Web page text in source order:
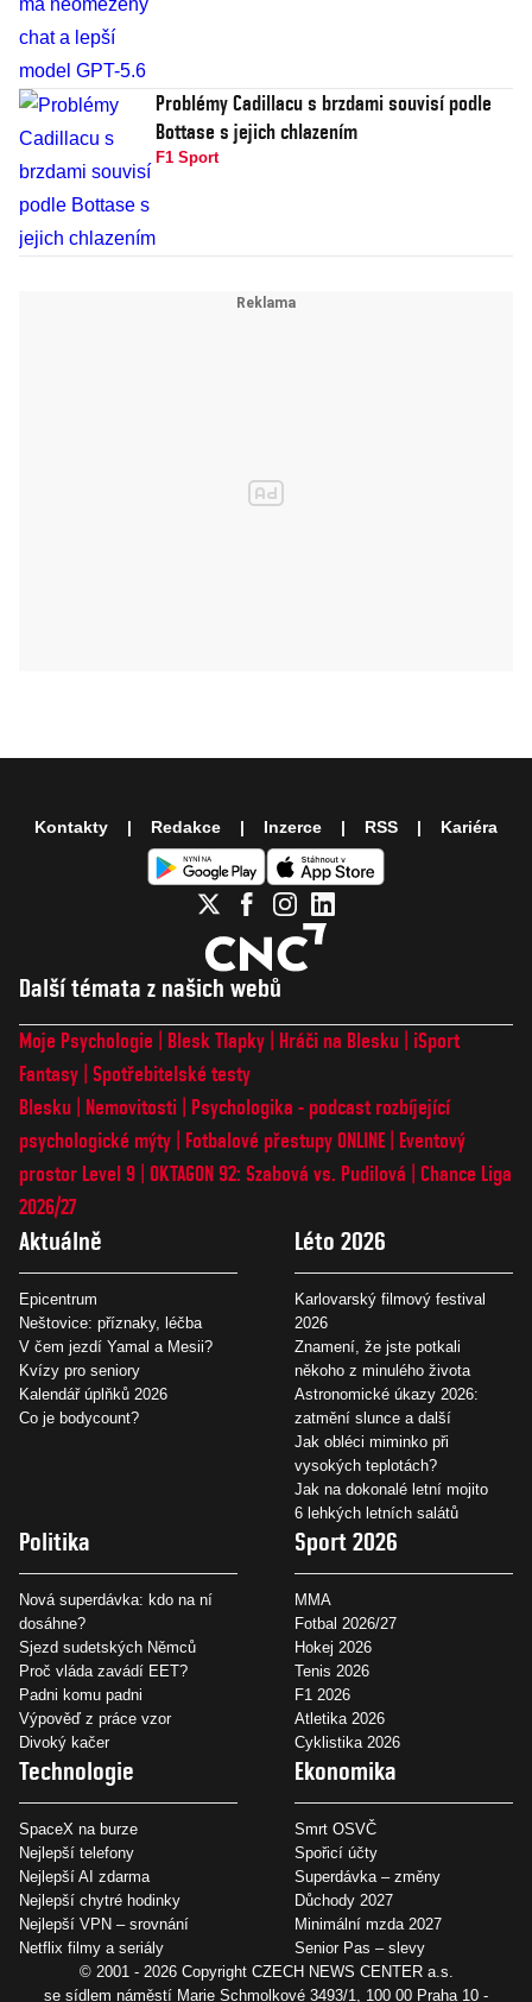
Problémy Cadillacu s brzdami souvisí podle
Bottase s jejich chlazením
F1 Sport
Další témata z našich webů
Moje Psychologie Blesk Tlapky Hráči na Blesku
iSport
Fantasy Spotřebitelské testy
Blesku
Nemovitosti
Psychologika - podcast rozbíjející
psychologické mýty
Fotbalové přestupy ONLINE
Eventový
prostor Level 9 OKTAGON 92: Szabová vs. Pudilová
Chance Liga
2026/27
Aktuálně
Epicentrum
Neštovice: příznaky, léčba
V čem jezdí Yamal a Mesii?
Kvízy pro seniory
Kalendář úplňků 2026
Co je bodycount?
Léto 2026
Karlovarský filmový festival
2026
Znamení, že jste potkali
někoho z minulého života
Astronomické úkazy 2026:
zatmění slunce a další
Jak obléci miminko při
vysokých teplotách?
Jak na dokonalé letní mojito
6 lehkých letních salátů
Politika
Nová superdávka: kdo na ní
dosáhne?
Sjezd sudetských Němců
Proč vláda zavádí EET?
Padni komu padni
Výpověď z práce vzor
Divoký kačer
Sport 2026
MMA
Fotbal 2026/27
Hokej 2026
Tenis 2026
F1 2026
Atletika 2026
Cyklistika 2026
Technologie
SpaceX na burze
Nejlepší telefony
Nejlepší AI zdarma
Nejlepší chytré hodinky
Nejlepší VPN – srovnání
Netflix filmy a seriály
Ekonomika
Smrt OSVČ
Spořicí účty
Superdávka – změny
Důchody 2027
Minimální mzda 2027
Senior Pas – slevy
Kontakty Redakce Inzerce RSS Kariéra
© 2001 - 2026 Copyright CZECH NEWS CENTER a.s.
se sídlem náměstí Marie Schmolkové 3493/1, 100 00 Praha 10 -